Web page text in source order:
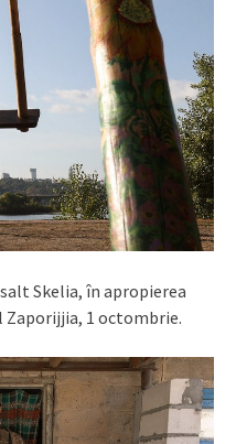
Skelia, în apropierea
1 octombrie.